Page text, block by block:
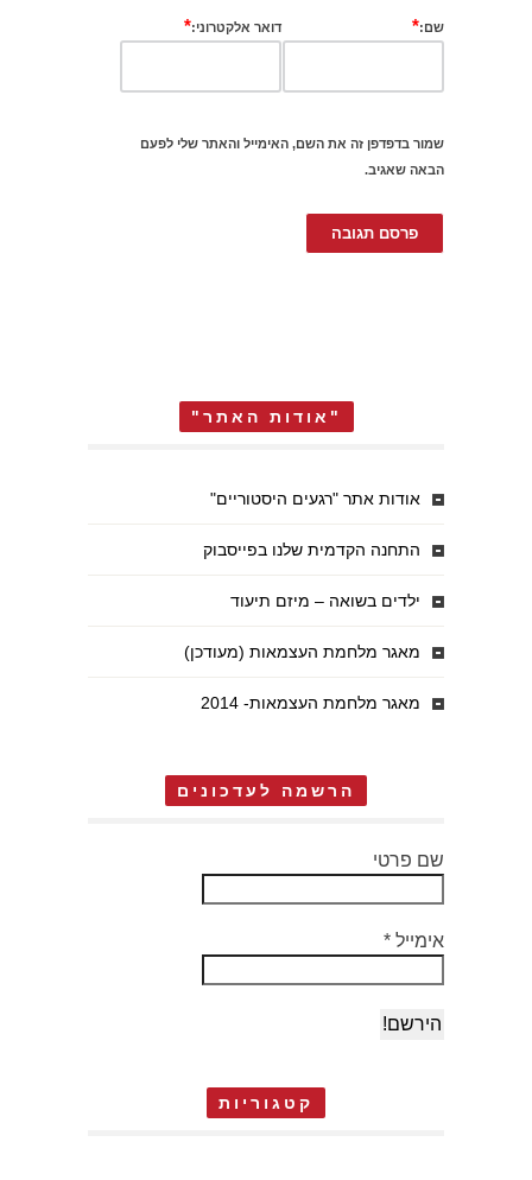
שם:* דואר אלקטרוני:*
שמור בדפדפן זה את השם, האימייל והאתר שלי לפעם
הבאה שאגיב.
"אודות האתר"
אודות אתר "רגעים היסטוריים"
התחנה הקדמית שלנו בפייסבוק
ילדים בשואה – מיזם תיעוד
מאגר מלחמת העצמאות (מעודכן)
מאגר מלחמת העצמאות- 2014
הרשמה לעדכונים
שם פרטי
אימייל *
קטגוריות